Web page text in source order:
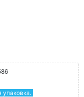
упаковка.